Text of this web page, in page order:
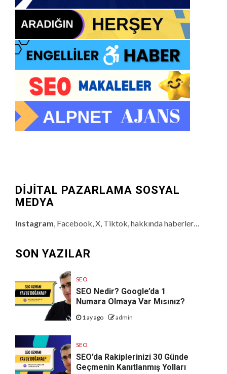
DİJİTAL PAZARLAMA SOSYAL
MEDYA
Instagram , Facebook, X, Tiktok, hakkında haberler…
SON YAZILAR
SEO
SEO Nedir? Google’da 1
Numara Olmaya Var Mısınız?
1 ay ago admin
SEO
SEO’da Rakiplerinizi 30 Günde
Geçmenin Kanıtlanmış Yolları